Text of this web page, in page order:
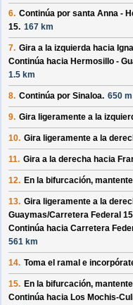
6. Continúa por santa Anna -
15. 167 km
7. Gira a la izquierda hacia
Continúa hacia Hermosillo -
1.5 km
8. Continúa por Sinaloa. 650 m
9. Gira ligeramente a la
10. Gira ligeramente a la
11. Gira a la derecha hacia
12. En la bifurcación,
13. Gira ligeramente a la
Guaymas/Carretera Federal
Continúa hacia Carretera
561 km
14. Toma el ramal e
15. En la bifurcación,
Continúa hacia Los Mochis-